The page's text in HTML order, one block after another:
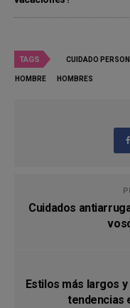
TAGS CUIDADO
HOMBRE HOMBRES
Cuidados
Estilos más largos
tendencias